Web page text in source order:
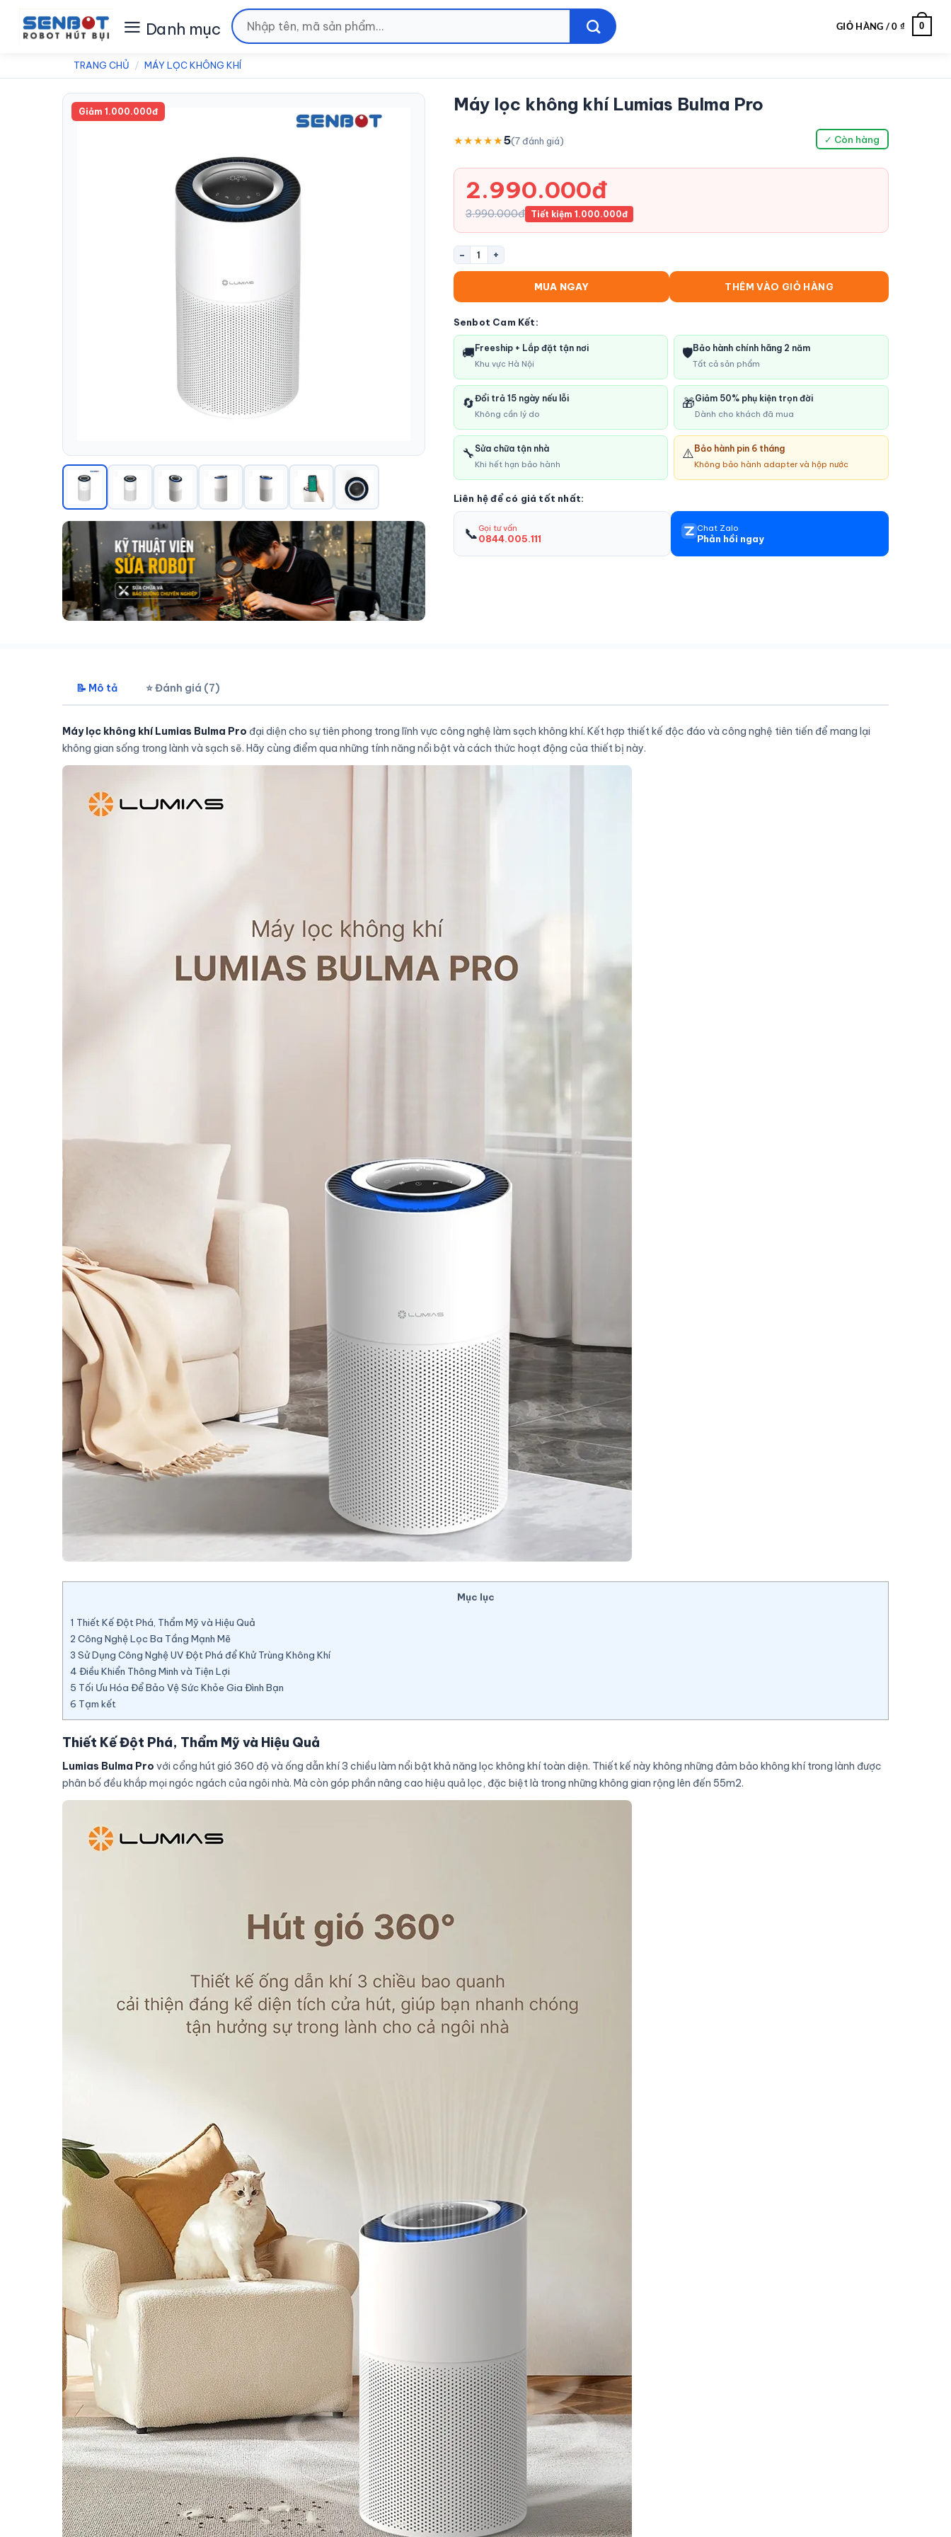
Chuyển
Tìm
kiếm:
GIỎ HÀNG /0 ₫ 0
TRANG CHỦ / MÁY LỌC KHÔNG KHÍ
Giảm 1.000.000đ Máy lọc không khí Lumias Bulma Pro
★★★★★5(7 đánh giá) ✓ Còn hàng
2.990.000đ
3.990.000đ Tiết kiệm 1.000.000đ
− 1 +
THÊM VÀO GIỎ HÀNG
MUA NGAY
Senbot Cam Kết:
🚚 Freeship + Lắp đặt tận nơi
Khu vực Hà Nội
🛡️Bảo hành chính hãng 2 năm
Tất cả sản phẩm
🔄Đổi trả 15 ngày nếu lỗi
Không cần lý do
🎁Giảm 50% phụ kiện trọn đời
Dành cho khách đã mua
🔧 Sửa chữa tận nhà
Khi hết hạn bảo hành
⚠️ Bảo hành pin 6 tháng
Không bảo hành adapter và hộp nước
Liên hệ để có giá tốt nhất:
📞Gọi tư vấn
0844.005.111
Chat Zalo
Phản hồi ngay
📝 Mô tả ⭐ Đánh giá (7)
Máy lọc không khí Lumias Bulma Pro đại diện cho sự tiên phong trong lĩnh vực công nghệ làm sạch không khí. Kết hợp thiết kế độc đáo và công nghệ tiên tiến để mang lại
không gian sống trong lành và sạch sẽ. Hãy cùng điểm qua những tính năng nổi bật và cách thức hoạt động của thiết bị này.
Mục lục
1 Thiết Kế Đột Phá, Thẩm Mỹ và Hiệu Quả
2 Công Nghệ Lọc Ba Tầng Mạnh Mẽ
3 Sử Dụng Công Nghệ UV Đột Phá để Khử Trùng Không Khí
4 Điều Khiển Thông Minh và Tiện Lợi
5 Tối Ưu Hóa Để Bảo Vệ Sức Khỏe Gia Đình Bạn
6 Tạm kết
Thiết Kế Đột Phá, Thẩm Mỹ và Hiệu Quả
Lumias Bulma Pro với cổng hút gió 360 độ và ống dẫn khí 3 chiều làm nổi bật khả năng lọc không khí toàn diện. Thiết kế này không những đảm bảo không khí trong lành được
phân bố đều khắp mọi ngóc ngách của ngôi nhà. Mà còn góp phần nâng cao hiệu quả lọc, đặc biệt là trong những không gian rộng lên đến 55m2.